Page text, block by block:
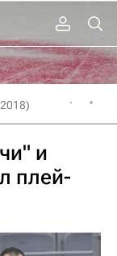
и
плей-